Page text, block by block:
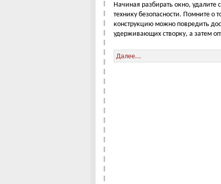
Начиная разбирать окно, удалите
технику безопасности. Помните о
конструкцию можно повредить
удерживающих створку, а затем
Далее...